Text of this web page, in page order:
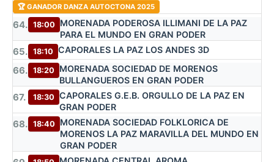
🏆 GANADOR DANZA AUTOCTONA 2025
64. 18:00
MORENADA PODEROSA ILLIMANI DE LA PAZ
PARA EL MUNDO EN GRAN PODER
65. 18:10 CAPORALES LA PAZ LOS ANDES 3D
66. 18:20
MORENADA SOCIEDAD DE MORENOS
BULLANGUEROS EN GRAN PODER
67. 18:30 CAPORALES G.E.B. ORGULLO DE LA PAZ EN
GRAN PODER
68. 18:40
MORENADA SOCIEDAD FOLKLORICA DE
MORENOS LA PAZ MARAVILLA DEL MUNDO EN
GRAN PODER